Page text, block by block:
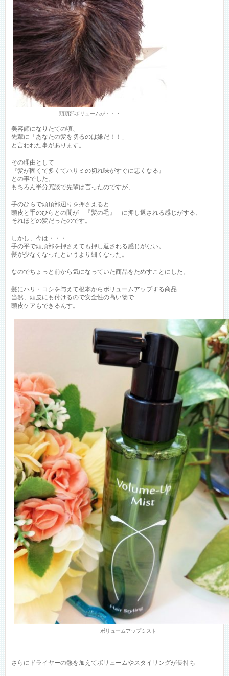
頭頂部ボリュームが・・・
美容師になりたての頃、
先輩に「あなたの髪を切るのは嫌だ！！」
と言われた事があります。
その理由として
『髪が固くて多くてハサミの切れ味がすぐに悪くなる』
との事でした。
もちろん半分冗談で先輩は言ったのですが、
手のひらで頭頂部辺りを押さえると
頭皮と手のひらとの間が 『髪の毛』 に押し返される感じがする、
それほどの髪だったのです。
しかし、今は・・・
手の平で頭頂部を押さえても押し返される感じがない。
髪が少なくなったというより細くなった。
なのでちょっと前から気になっていた商品をためすことにした。
髪にハリ・コシを与えて根本からボリュームアップする商品
当然、頭皮にも付けるので安全性の高い物で
頭皮ケアもできるんす。
ボリュームアップミスト
さらにドライヤーの熱を加えてボリュームやスタイリングが長持ち